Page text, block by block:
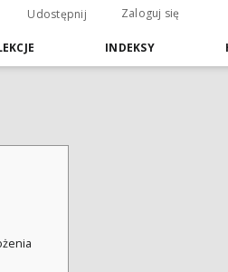
Udostępnij Zaloguj się
INDEKSY